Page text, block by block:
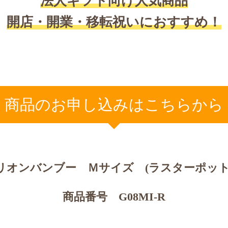
開店・開業・移転祝いにおすすめ！
商品のお申し込みはこちらから
オンバンブー Ｍサイズ (ラスターポッ
商品番号 G08MI-R